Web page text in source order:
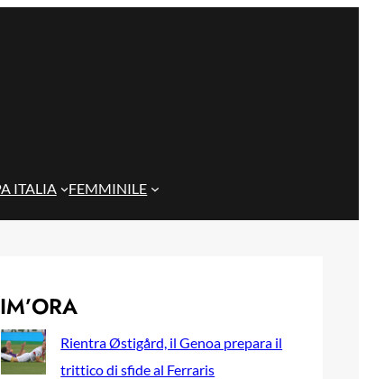
ITALIA FEMMINILE
Rientra Østigård, il Genoa prepara il
trittico di sfide al Ferraris